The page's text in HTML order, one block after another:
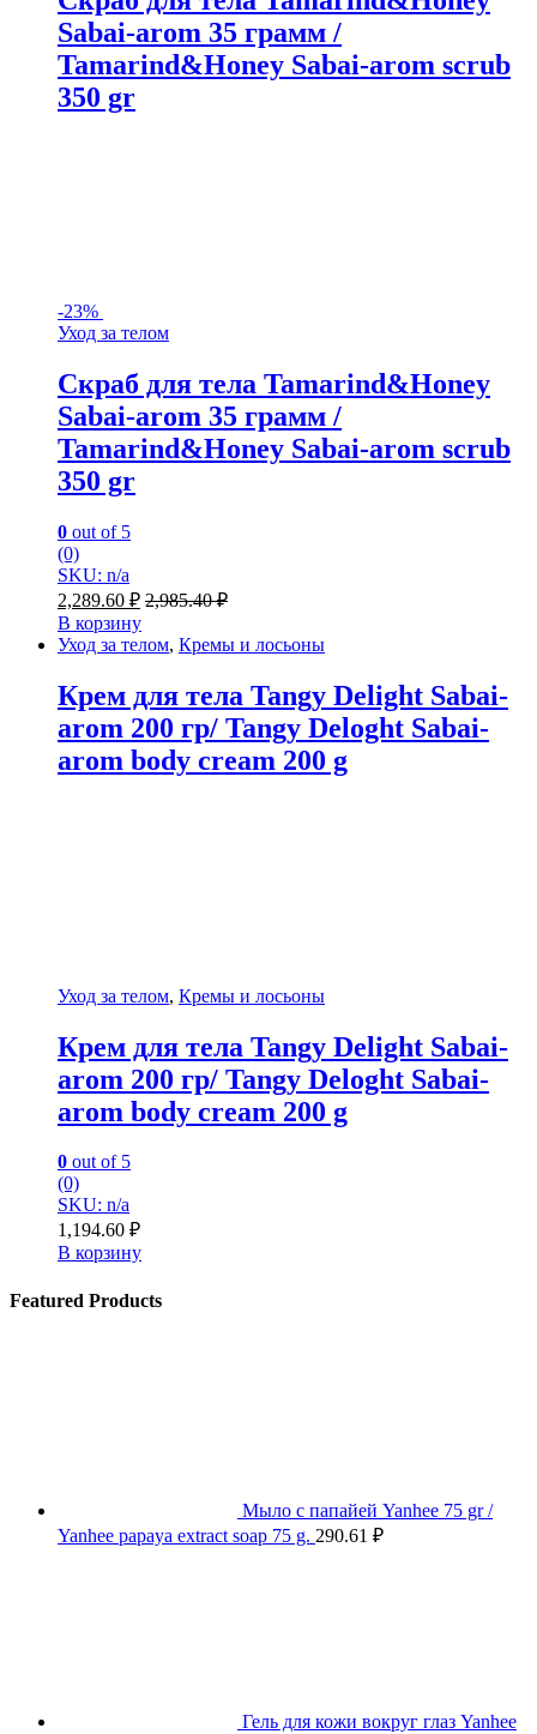
Sabai-arom 35 грамм /
Tamarind&Honey Sabai-arom scrub
350 gr
-23%
Уход за телом
Скраб для тела Tamarind&Honey
Sabai-arom 35 грамм /
Tamarind&Honey Sabai-arom scrub
350 gr
0 out of 5
(0)
SKU: n/a
2,289.60 ₽ 2,985.40₽
В корзину
Уход за телом, Кремы и лосьоны
Крем для тела Tangy Delight Sabai-
arom 200 гр/ Tangy Deloght Sabai-
arom body cream 200 g
Уход за телом, Кремы и лосьоны
Крем для тела Tangy Delight Sabai-
arom 200 гр/ Tangy Deloght Sabai-
arom body cream 200 g
0 out of 5
(0)
SKU: n/a
1,194.60 ₽
В корзину
Featured Products
Мыло с папайей Yanhee 75 gr /
Yanhee papaya extract soap 75 g. 290.61 ₽
Гель для кожи вокруг глаз Yanhee